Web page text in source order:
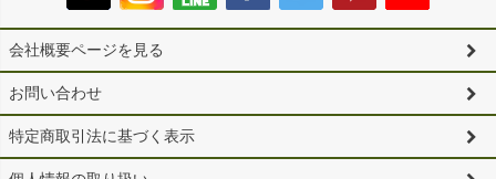
会社概要ページを見る
お問い合わせ
特定商取引法に基づく表示